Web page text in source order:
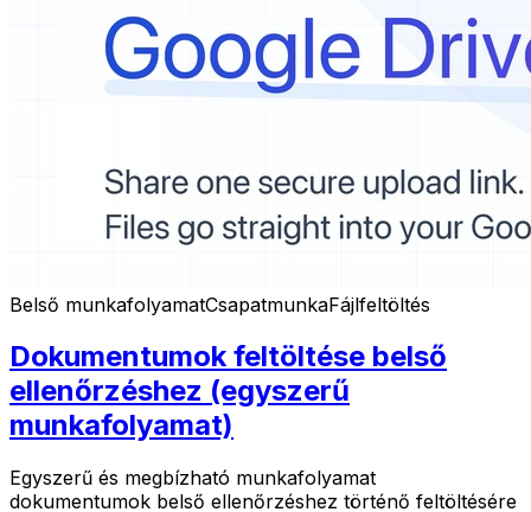
Belső munkafolyamatCsapatmunkaFájlfeltöltés
Dokumentumok feltöltése belső
ellenőrzéshez (egyszerű
munkafolyamat)
Egyszerű és megbízható munkafolyamat
dokumentumok belső ellenőrzéshez történő feltöltésére